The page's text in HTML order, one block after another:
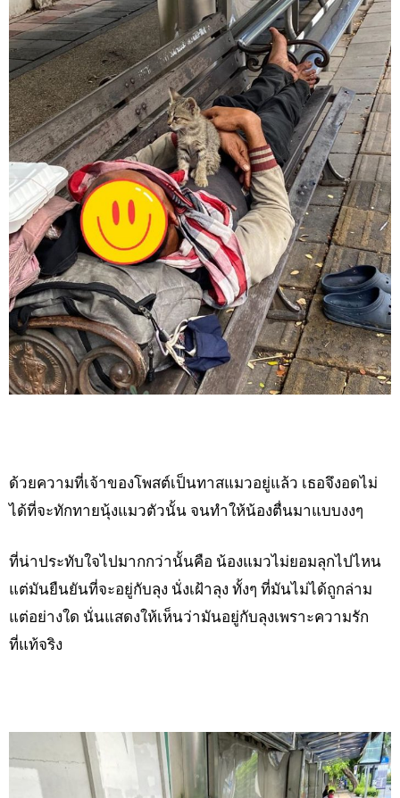
ด้วยความที่เจ้าของโพสต์เป็นทาสแมวอยู่แล้ว เธอจึงอดไม่
ได้ที่จะทักทายนุ้งแมวตัวนั้น จนทำให้น้องตื่นมาแบบงงๆ
ที่น่าประทับใจไปมากกว่านั้นคือ น้องแมวไม่ยอมลุกไปไหน
แต่มันยืนยันที่จะอยู่กับลุง นั่งเฝ้าลุง ทั้งๆ ที่มันไม่ได้ถูกล่าม
แต่อย่างใด นั่นแสดงให้เห็นว่ามันอยู่กับลุงเพราะความรัก
ที่แท้จริง